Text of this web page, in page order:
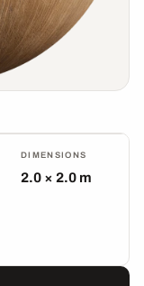
DIMENSIONS
2.0 × 2.0 m